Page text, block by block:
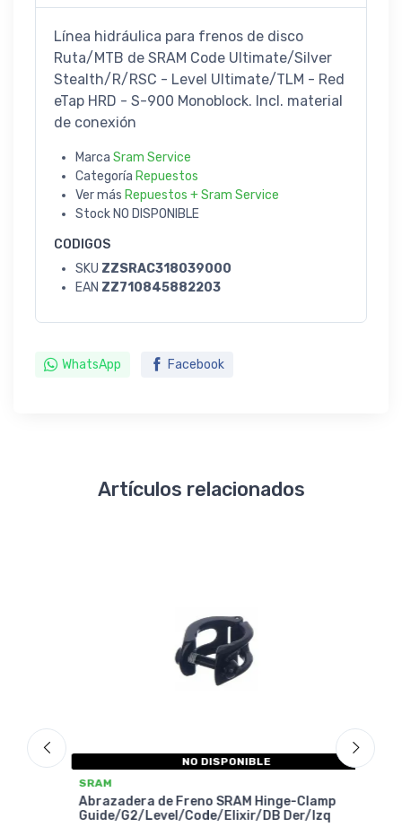
Línea hidráulica para frenos de disco
Ruta/MTB de SRAM Code Ultimate/Silver
Stealth/R/RSC - Level Ultimate/TLM - Red
eTap HRD - S-900 Monoblock. Incl. material
de conexión
Marca Sram Service
Categoría Repuestos
Ver más Repuestos + Sram Service
Stock NO DISPONIBLE
CODIGOS
SKU ZZSRAC318039000
EAN ZZ710845882203
WhatsApp Facebook
Artículos relacionados
NO DISPONIBLE
SRAM
Abrazadera de Freno SRAM Hinge-Clamp
Guide/G2/Level/Code/Elixir/DB Der/Izq